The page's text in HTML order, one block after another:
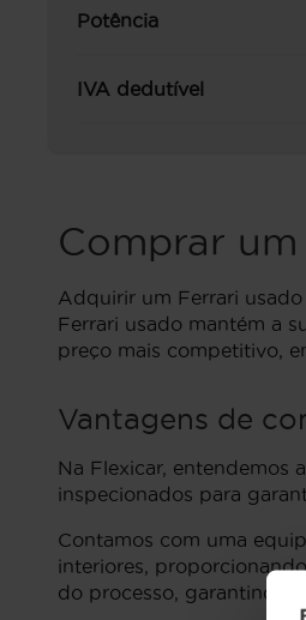
Potência
IVA dedutível
Comprar
Adquirir um Ferrari
Ferrari usado mantém a
preço mais competitivo,
Vantagens de
Na Flexicar, entendemos
inspecionados para
Contamos com uma
interiores,
do processo, garantindo